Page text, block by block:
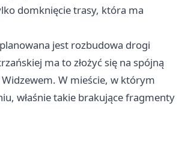
domknięcie trasy, która ma
jest rozbudowa drogi
ma to złożyć się na spójną
W mieście, w którym
właśnie takie brakujące fragmenty